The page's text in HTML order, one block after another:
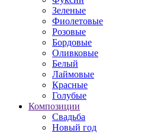
Зеленые
Фиолетовые
Розовые
Бордовые
Оливковые
Белый
Лаймовые
Красные
Голубые
Композиции
Свадьба
Новый год